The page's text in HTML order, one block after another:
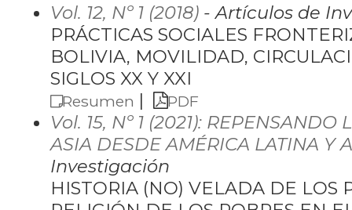
Vol. 12, Nº 1 (2018)- Artículos de
PRÁCTICAS SOCIALES
BOLIVIA, MOVILIDAD,
SIGLOS XX Y XXI
Resumen | PDF
Vol. 15, Nº 1 (2021): REPENSANDO
ASIA DESDE AMÉRICA LATINA Y
Investigación
HISTORIA (NO) VELADA DE LOS